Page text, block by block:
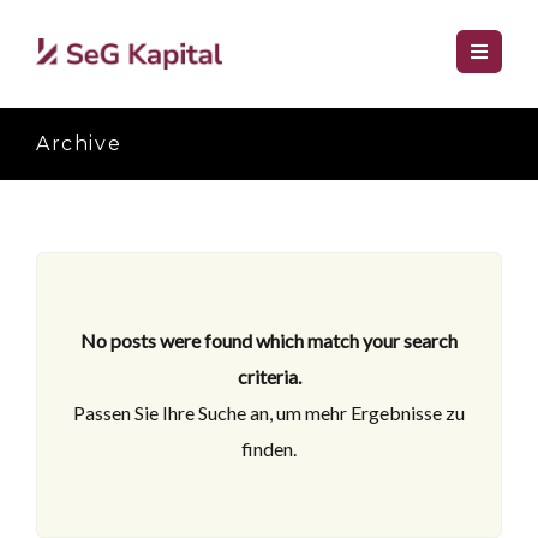
Archive
No posts were found which match your search
criteria.
Passen Sie Ihre Suche an, um mehr Ergebnisse zu
finden.